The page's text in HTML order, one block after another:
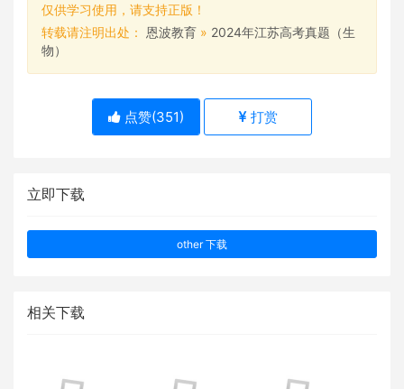
仅供学习使用，请支持正版！
转载请注明出处： 恩波教育 » 2024年江苏高考真题（生
物）
点赞(351) 打赏
立即下载
other 下载
相关下载